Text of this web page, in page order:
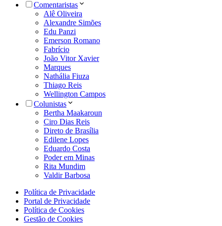
Comentaristas
Alê Oliveira
Alexandre Simões
Edu Panzi
Emerson Romano
Fabrício
João Vitor Xavier
Marques
Nathália Fiuza
Thiago Reis
Wellington Campos
Colunistas
Bertha Maakaroun
Ciro Dias Reis
Direto de Brasília
Edilene Lopes
Eduardo Costa
Poder em Minas
Rita Mundim
Valdir Barbosa
Política de Privacidade
Portal de Privacidade
Política de Cookies
Gestão de Cookies